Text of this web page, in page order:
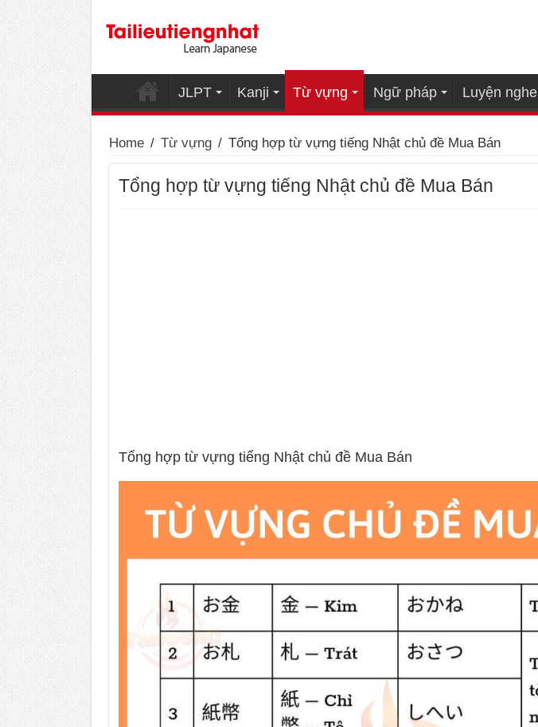
JLPT Kanji Từ vựng Ngữ pháp Luyện nghe
Home / Từ vựng / Tổng hợp từ vựng tiếng Nhật chủ đề Mua Bán
Tổng hợp từ vựng tiếng Nhật chủ đề Mua Bán
Tổng hợp từ vựng tiếng Nhật chủ đề Mua Bán